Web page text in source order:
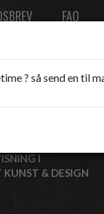
FAQ
I
KUNST & DESIGN
? så send en til